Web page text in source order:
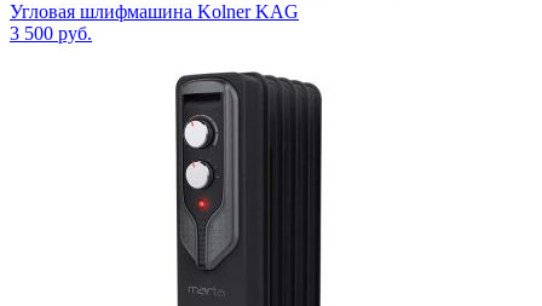
Угловая шлифмашина Kolner KAG
3 500 руб.